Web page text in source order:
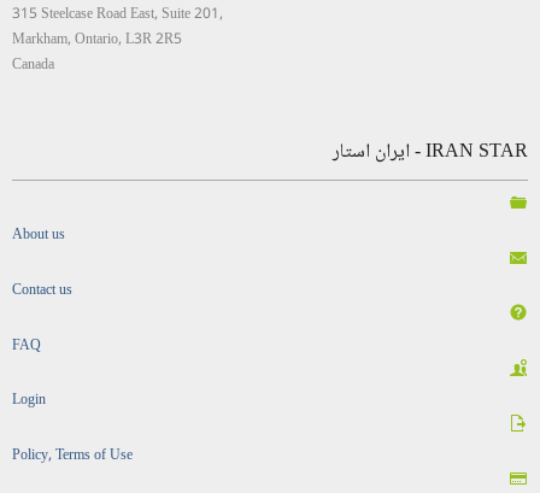
315 Steelcase Road East, Suite 201,
Markham, Ontario, L3R 2R5
Canada
IRAN STAR - ایران استار
About us
Contact us
FAQ
Login
Policy, Terms of Use